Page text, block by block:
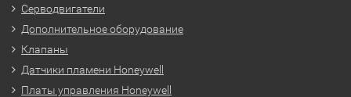
Серводвигатели
Дополнительное оборудование
Клапаны
Датчики пламени Honeywell
Платы управления Honeywell